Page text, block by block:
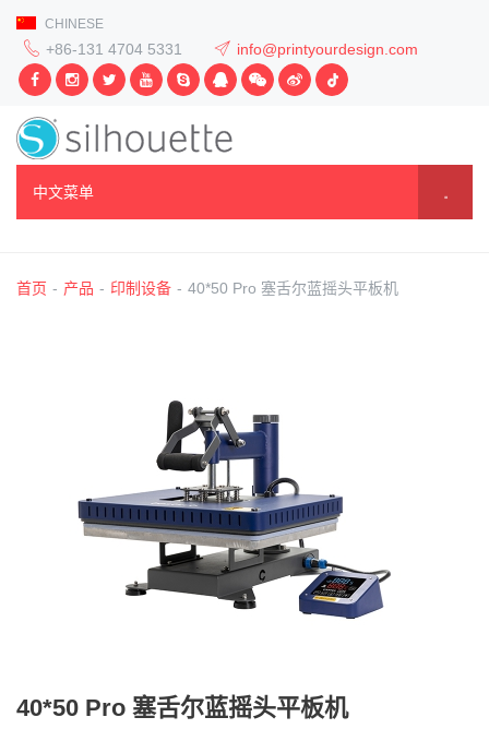
CHINESE
+86-131 4704 5331 info@printyourdesign.com
中文菜单
首页 - 产品 - 印制设备 - 40*50 Pro 塞舌尔蓝摇头平板机
40*50 Pro 塞舌尔蓝摇头平板机